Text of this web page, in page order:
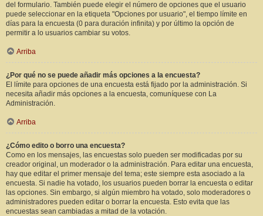
del formulario. También puede elegir el número de opciones que el usuario
puede seleccionar en la etiqueta "Opciones por usuario", el tiempo límite en
días para la encuesta (0 para duración infinita) y por último la opción de
permitir a lo usuarios cambiar su votos.
Arriba
¿Por qué no se puede añadir más opciones a la encuesta?
El límite para opciones de una encuesta está fijado por la administración. Si
necesita añadir más opciones a la encuesta, comuníquese con La
Administración.
Arriba
¿Cómo edito o borro una encuesta?
Como en los mensajes, las encuestas solo pueden ser modificadas por su
creador original, un moderador o la administración. Para editar una encuesta,
hay que editar el primer mensaje del tema; este siempre esta asociado a la
encuesta. Si nadie ha votado, los usuarios pueden borrar la encuesta o editar
las opciones. Sin embargo, si algún miembro ha votado, solo moderadores o
administradores pueden editar o borrar la encuesta. Esto evita que las
encuestas sean cambiadas a mitad de la votación.